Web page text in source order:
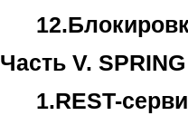
Часть V.
1.REST-